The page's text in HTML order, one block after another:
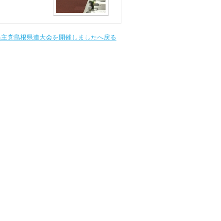
党島根県連大会を開催しましたへ戻る